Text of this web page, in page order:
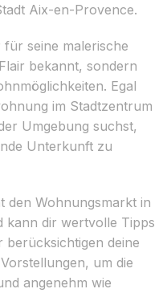
Aix-en-Provence.
seine malerische
bekannt, sondern
Egal
im Stadtzentrum
Umgebung suchst,
Unterkunft zu
den Wohnungsmarkt in
kann dir wertvolle Tipps
deine
um die
angenehm wie